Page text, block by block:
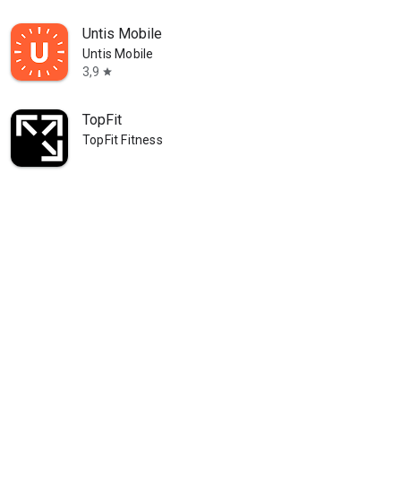
Untis Mobile
Untis Mobile
3,9 star
TopFit
TopFit Fitness